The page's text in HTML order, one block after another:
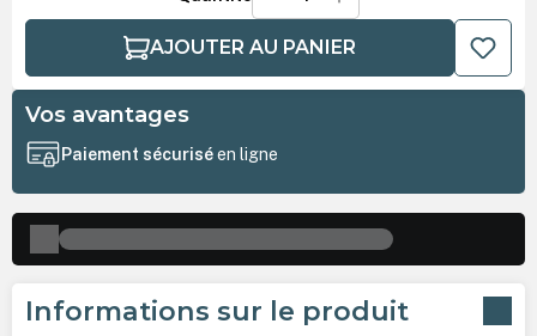
AJOUTER AU PANIER
Vos avantages
Paiement sécuriséen ligne
Informations sur le produit